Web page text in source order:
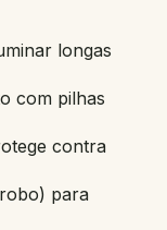
longas
com pilhas
contra
para